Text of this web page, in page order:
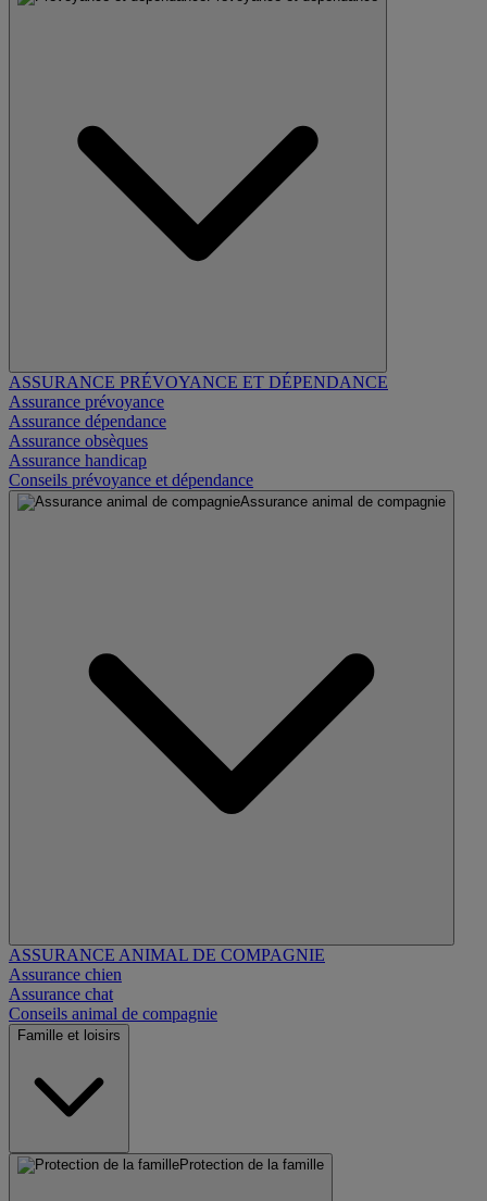
ASSURANCE PRÉVOYANCE ET DÉPENDANCE
Assurance prévoyance
Assurance dépendance
Assurance obsèques
Assurance handicap
Conseils prévoyance et dépendance
Assurance animal de compagnie
ASSURANCE ANIMAL DE COMPAGNIE
Assurance chien
Assurance chat
Conseils animal de compagnie
Famille et loisirs
Protection de la famille